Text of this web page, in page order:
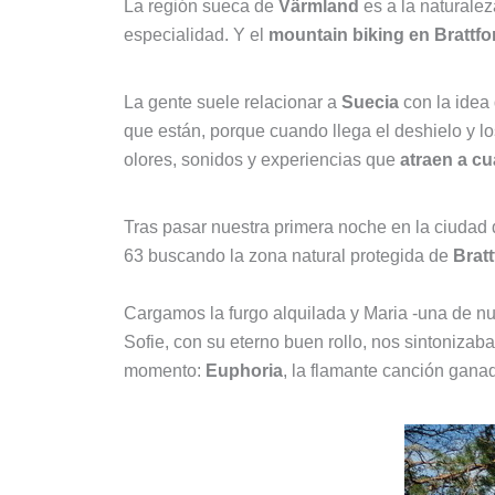
La región sueca de Värmland es a la
especialidad. Y el mountain biking en
La gente suele relacionar a Suecia con la idea
que están, porque cuando llega el deshielo y
olores, sonidos y experiencias que atraen a
Tras pasar nuestra primera noche en la ciudad
63 buscando la zona natural protegida de
Cargamos la furgo alquilada y Maria -una de
Sofie, con su eterno buen rollo, nos
momento: Euphoria, la flamante canción